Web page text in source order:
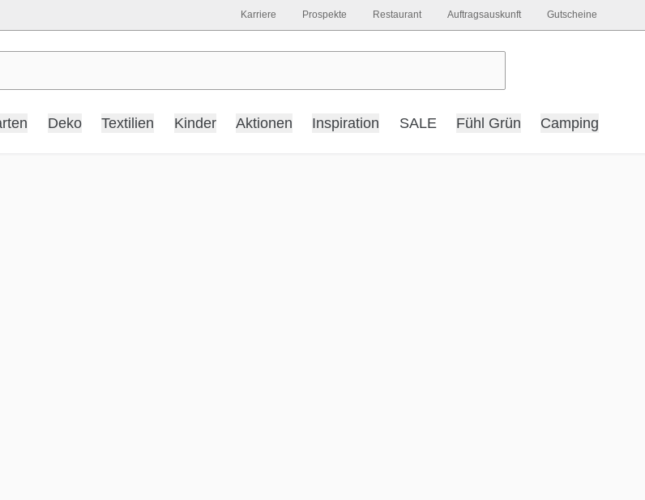
Deko Textilien Kinder Aktionen Inspiration SALE Fühl Grün Camping
Karriere Prospekte Restaurant Auftragsauskunft Gutscheine